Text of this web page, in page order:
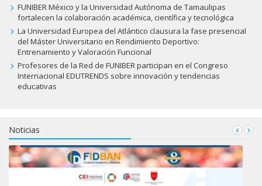
FUNIBER México y la Universidad Autónoma de Tamaulipas
fortalecen la colaboración académica, científica y tecnológica
La Universidad Europea del Atlántico clausura la fase presencial
del Máster Universitario en Rendimiento Deportivo:
Entrenamiento y Valoración Funcional
Profesores de la Red de FUNIBER participan en el Congreso
Internacional EDUTRENDS sobre innovación y tendencias
educativas
Noticias